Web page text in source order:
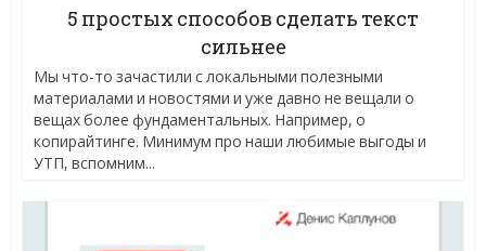
5 простых способов сделать текст
сильнее
Мы что-то зачастили с локальными полезными
материалами и новостями и уже давно не вещали о
вещах более фундаментальных. Например, о
копирайтинге. Минимум про наши любимые выгоды и
УТП, вспомним...